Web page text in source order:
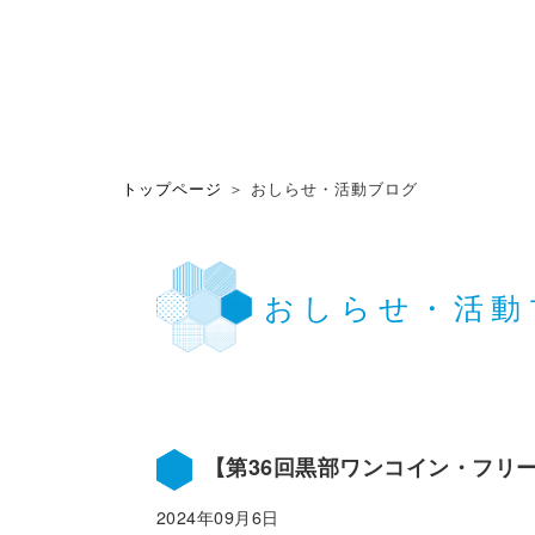
トップページ ＞ おしらせ・活動ブログ
おしらせ・活
【第36回黒部ワンコイン・フ
2024年09月6日